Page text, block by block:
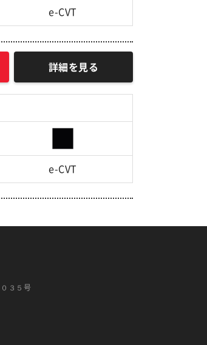
e-CVT
e-CVT
詳細を見る
３５号